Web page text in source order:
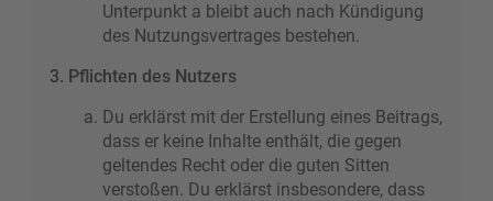
Unterpunkt a bleibt auch nach Kündigung
des Nutzungsvertrages bestehen.
3. Pflichten des Nutzers
Du erklärst mit der Erstellung eines Beitrags,
dass er keine Inhalte enthält, die gegen
geltendes Recht oder die guten Sitten
verstoßen. Du erklärst insbesondere, dass